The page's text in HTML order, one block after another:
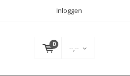
Inloggen
0 --,--